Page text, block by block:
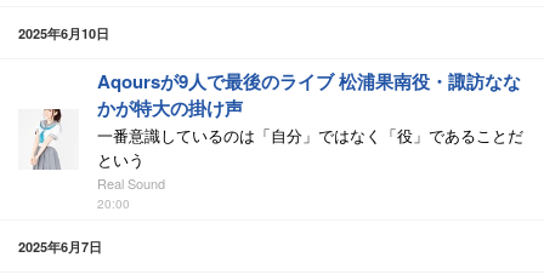
2025年6月10日
Aqoursが9人で最後のライブ 松浦果南役・諏訪なな
かが特大の掛け声
一番意識しているのは「自分」ではなく「役」であることだ
という
Real Sound
20:00
2025年6月7日